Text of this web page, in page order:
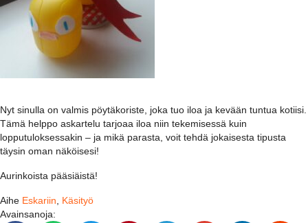
Nyt sinulla on valmis pöytäkoriste, joka tuo iloa ja kevään tuntua kotiisi.
Tämä helppo askartelu tarjoaa iloa niin tekemisessä kuin
lopputuloksessakin – ja mikä parasta, voit tehdä jokaisesta tipusta
täysin oman näköisesi!
Aurinkoista pääsiäistä!
Aihe Eskariin
Käsityö
Avainsanoja: